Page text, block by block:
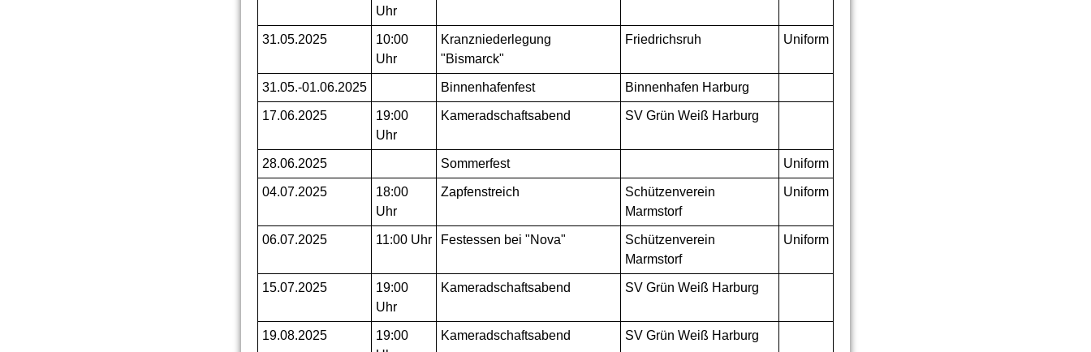
Uhr
31.05.2025
10:00
Uhr
Kranzniederlegung
"Bismarck"
Friedrichsruh Uniform
31.05.-01.06.2025 Binnenhafenfest Binnenhafen Harburg
17.06.2025
19:00
Uhr
Kameradschaftsabend SV Grün Weiß Harburg
28.06.2025 Sommerfest Uniform
04.07.2025
18:00
Uhr
Zapfenstreich
Schützenverein
Marmstorf
Uniform
06.07.2025 11:00 Uhr Festessen bei "Nova"
Schützenverein
Marmstorf
Uniform
15.07.2025
19:00
Uhr
Kameradschaftsabend SV Grün Weiß Harburg
19.08.2025
19:00
Kameradschaftsabend SV Grün Weiß Harburg